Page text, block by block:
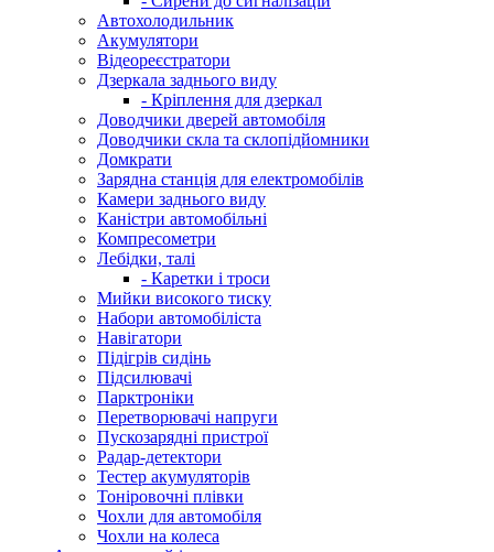
Автохолодильник
Акумулятори
Відеореєстратори
Дзеркала заднього виду
- Кріплення для дзеркал
Доводчики дверей автомобіля
Доводчики скла та склопідйомники
Домкрати
Зарядна станція для електромобілів
Камери заднього виду
Каністри автомобільні
Компресометри
Лебідки, талі
- Каретки і троси
Мийки високого тиску
Набори автомобіліста
Навігатори
Підігрів сидінь
Підсилювачі
Парктроніки
Перетворювачі напруги
Пускозарядні пристрої
Радар-детектори
Тестер акумуляторів
Тоніровочні плівки
Чохли для автомобіля
Чохли на колеса